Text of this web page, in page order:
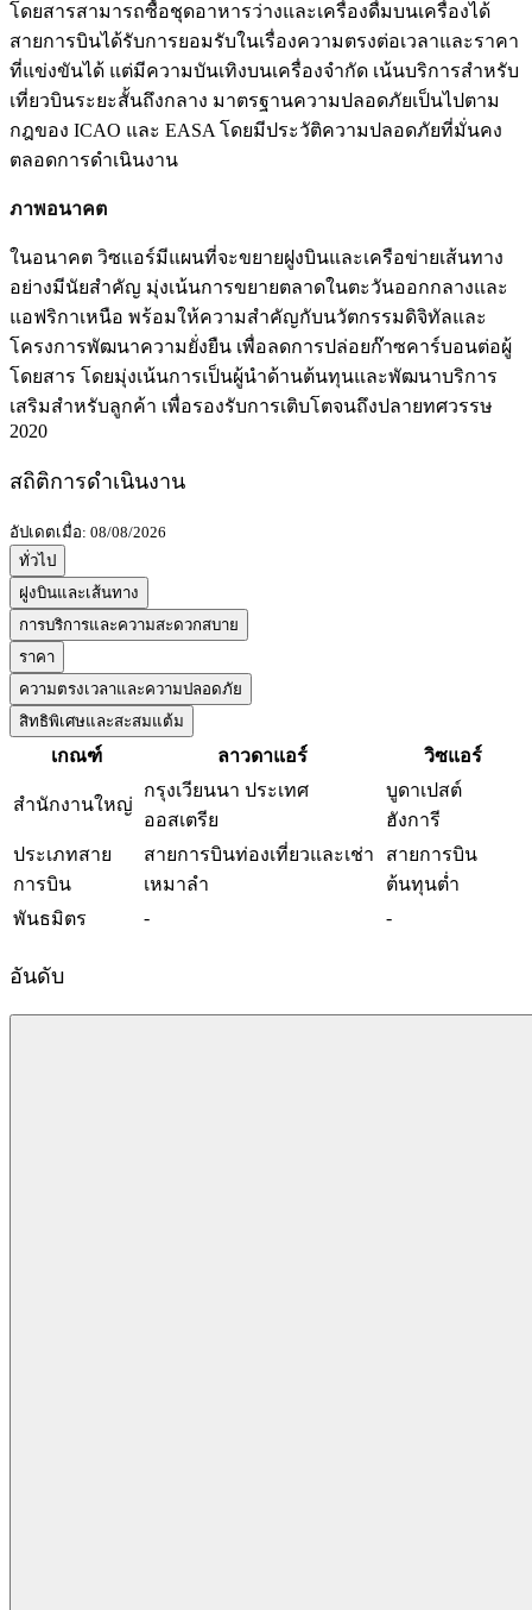
โดยสารสามารถซื้อชุดอาหารว่างและเครื่องดื่มบนเครื่องได้
สายการบินได้รับการยอมรับในเรื่องความตรงต่อเวลาและราคา
ที่แข่งขันได้ แต่มีความบันเทิงบนเครื่องจำกัด เน้นบริการสำหรับ
เที่ยวบินระยะสั้นถึงกลาง มาตรฐานความปลอดภัยเป็นไปตาม
กฎของ ICAO และ EASA โดยมีประวัติความปลอดภัยที่มั่นคง
ตลอดการดำเนินงาน
ภาพอนาคต
ในอนาคต วิซแอร์มีแผนที่จะขยายฝูงบินและเครือข่ายเส้นทาง
อย่างมีนัยสำคัญ มุ่งเน้นการขยายตลาดในตะวันออกกลางและ
แอฟริกาเหนือ พร้อมให้ความสำคัญกับนวัตกรรมดิจิทัลและ
โครงการพัฒนาความยั่งยืน เพื่อลดการปล่อยก๊าซคาร์บอนต่อผู้
โดยสาร โดยมุ่งเน้นการเป็นผู้นำด้านต้นทุนและพัฒนาบริการ
เสริมสำหรับลูกค้า เพื่อรองรับการเติบโตจนถึงปลายทศวรรษ
2020
สถิติการดำเนินงาน
อัปเดตเมื่อ: 08/08/2026
ทั่วไป
ฝูงบินและเส้นทาง
การบริการและความสะดวกสบาย
ราคา
ความตรงเวลาและความปลอดภัย
สิทธิพิเศษและสะสมแต้ม
เกณฑ์ ลาวดาแอร์ วิซแอร์
สำนักงานใหญ่
กรุงเวียนนา ประเทศ
ออสเตรีย
บูดาเปสต์
ฮังการี
ประเภทสาย
การบิน
สายการบินท่องเที่ยวและเช่า
เหมาลำ
สายการบิน
ต้นทุนต่ำ
พันธมิตร
- -
อันดับ